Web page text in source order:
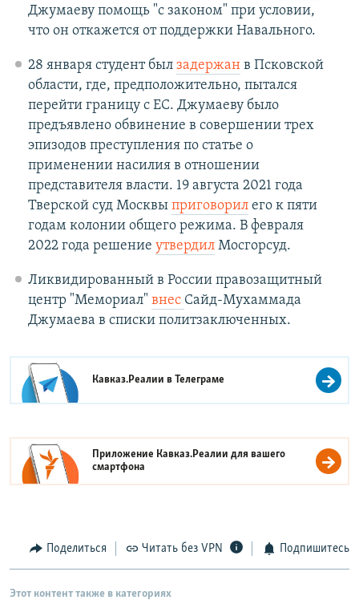
Джумаеву помощь "с законом" при условии,
что он откажется от поддержки Навального.
28 января студент был задержанв Псковской
области, где, предположительно, пытался
перейти границу с ЕС. Джумаеву было
предъявлено обвинение в совершении трех
эпизодов преступления по статье о
применении насилия в отношении
представителя власти. 19 августа 2021 года
Тверской суд Москвы приговорилего к пяти
годам колонии общего режима. В февраля
2022 года решение утвердилМосгорсуд.
Ликвидированный в России правозащитный
центр "Мемориал" внес Сайд-Мухаммада
Джумаева в списки политзаключенных.
Кавказ.Реалии вТелеграме
Приложение Кавказ.Реалии для вашего
смартфона
Поделиться Читать без VPN Подпишитесь
Этот контент также в категориях